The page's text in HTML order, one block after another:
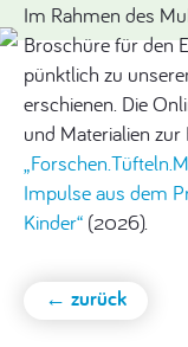
Im Rahmen des
Broschüre für den
pünktlich zu
erschienen. Die
und Materialien
Impulse aus dem
Kinder“ (2026).
← zurück